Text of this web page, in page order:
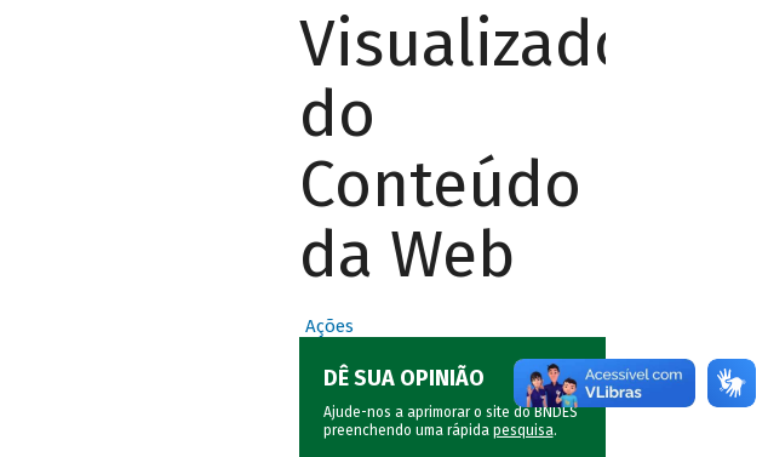
Visualizador
do
Conteúdo
da Web
Ações
DÊ SUA OPINIÃO
Ajude-nos a aprimorar o site do BNDES
preenchendo uma rápida pesquisa.